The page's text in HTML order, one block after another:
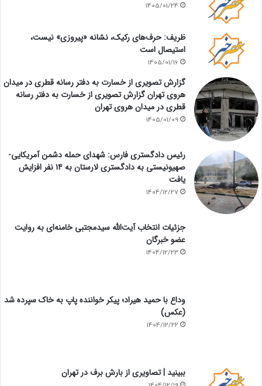
1405/01/24
ظریف: حرف‌های رکیک، نشانه «پیروزی» نیست،
استیصال است
1405/01/16
گزارش تصویری از خسارت به دفتر رسانه قطری در میدان
هروی تهران گزارش تصویری از خسارت به دفتر رسانه
قطری در میدان هروی تهران
1405/01/09
رئیس دادگستری فارس: شهدای حمله دشمن آمریکایی-
صهیونیستی به دادگستری لارستان به ۱۴ نفر افزایش
یافت
1404/12/27
جزئیات انتخاب آیت‌الله سیدمجتبی خامنه‌ای به روایت
عضو خبرگان
1404/12/23
وداع با حمید هیراد؛ پیکر خواننده پاپ به خاک سپرده شد
(عکس)
1404/12/22
ببینید | تصاویری از بارش برف در تهران